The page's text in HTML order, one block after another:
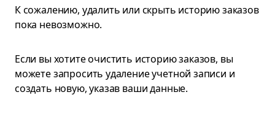
К сожалению, удалить или скрыть историю заказов
пока невозможно.
Если вы хотите очистить историю заказов, вы
можете запросить удаление учетной записи и
создать новую, указав ваши данные.